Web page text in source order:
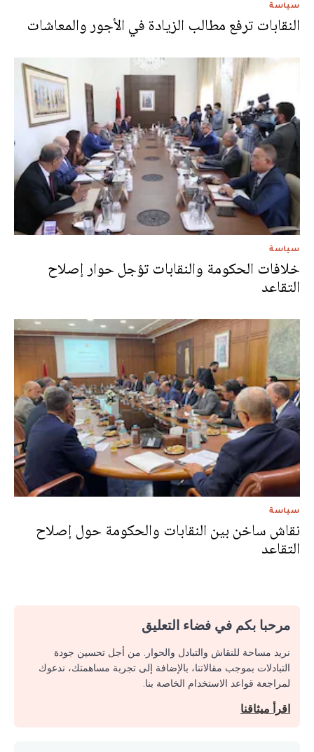
سياسة
النقابات ترفع مطالب الزيادة في الأجور والمعاشات
سياسة
خلافات الحكومة والنقابات تؤجل حوار إصلاح
التقاعد
سياسة
نقاش ساخن بين النقابات والحكومة حول إصلاح
التقاعد
مرحبا بكم في فضاء التعليق
نريد مساحة للنقاش والتبادل والحوار. من أجل تحسين جودة
التبادلات بموجب مقالاتنا، بالإضافة إلى تجربة مساهمتك، ندعوك
لمراجعة قواعد الاستخدام الخاصة بنا.
اقرأ ميثاقنا